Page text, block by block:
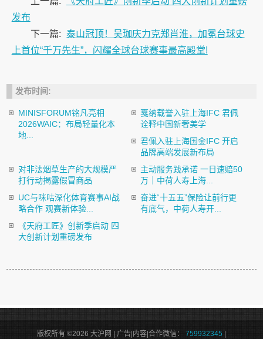
发布
下一篇: 泰山冠顶！吴珈庆力克郑肖淮，加冕台球史
上首位“千万先生”，闪耀全球台球赛事最高殿堂!
发布时间:
MINISFORUM铭凡亮相
2026WAIC：布局轻量化本
地...
戛纳载誉入驻上海IFC 君佩
诠释中国新奢美学
君佩入驻上海国金IFC 开启
品牌高端发展新布局
对非法烟草生产的大规模严
打行动揭露假冒商品
主动服务践承诺 一日速赔50
万｜中荷人寿上海...
UC与咪咕深化体育赛事AI战
略合作 观赛新体验...
奋进“十五五”保险让前行更
有底气，中荷人寿开...
《天府工匠》创新季启动 四
大创新计划重磅发布
版权所有 ©2026 大沪网 | 广告|内容|合作微信： 759932345